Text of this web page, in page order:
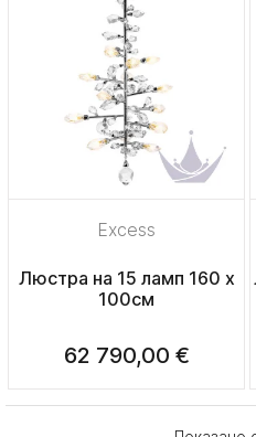
Excess
Люстра на 15 ламп 160 x
100см
62 790,00 €